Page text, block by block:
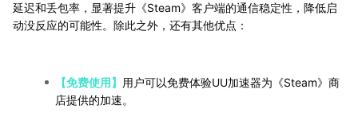
延迟和丢包率，显著提升《Steam》客户端的通信稳定性，降低启
动没反应的可能性。除此之外，还有其他优点：
【免费使用】
用户可以免费体验UU加速器为《Steam》商
店提供的加速。